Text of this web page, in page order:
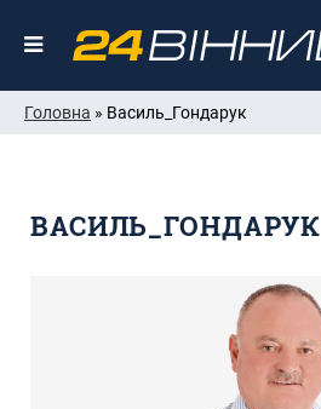
Головна » Василь_Гондарук
ВАСИЛЬ_ГОНДАРУК